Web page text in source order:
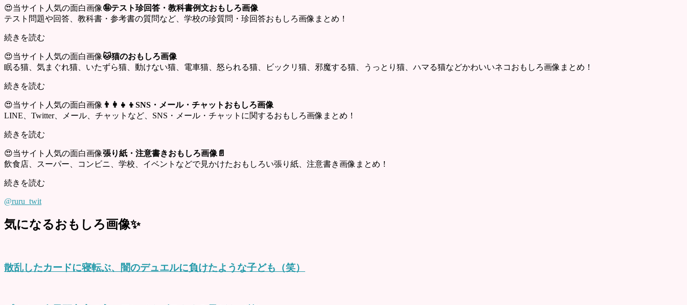
😍当サイト人気の面白画像🤪テスト珍回答・教科書例文おもしろ画像
テスト問題や回答、教科書・参考書の質問など、学校の珍質問・珍回答おもしろ画像まとめ！
続きを読む
😍当サイト人気の面白画像🐱猫のおもしろ画像
眠る猫、気まぐれ猫、いたずら猫、動けない猫、電車猫、怒られる猫、ビックリ猫、邪魔する猫、うっとり猫、ハマる猫などかわいいネコおもしろ画像まとめ！
続きを読む
😍当サイト人気の面白画像 👨‍👩‍👧‍👦SNS・メール・チャットおもしろ画像
LINE、Twitter、メール、チャットなど、SNS・メール・チャットに関するおもしろ画像まとめ！
続きを読む
😍当サイト人気の面白画像張り紙・注意書きおもしろ画像📄
飲食店、スーパー、コンビニ、学校、イベントなどで見かけたおもしろい張り紙、注意書き画像まとめ！
続きを読む
@ruru_twit
気になるおもしろ画像✨
散乱したカードに寝転ぶ、闇のデュエルに負けたような子ども（笑）